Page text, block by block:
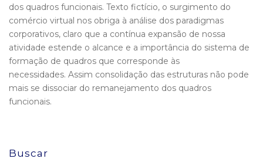
dos quadros funcionais. Texto fictício, o surgimento do
comércio virtual nos obriga à análise dos paradigmas
corporativos, claro que a contínua expansão de nossa
atividade estende o alcance e a importância do sistema de
formação de quadros que corresponde às
necessidades. Assim consolidação das estruturas não pode
mais se dissociar do remanejamento dos quadros
funcionais.
Buscar